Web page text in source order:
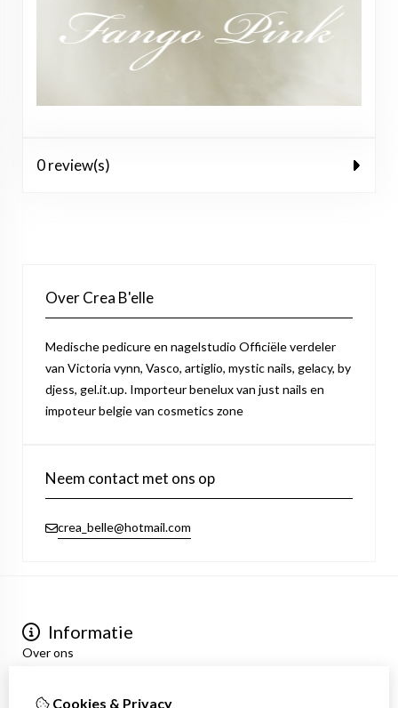
0 review(s)
Over Crea B'elle
Medische pedicure en nagelstudio Officiële verdeler
van Victoria vynn, Vasco, artiglio, mystic nails, gelacy, by
djess, gel.it.up. Importeur benelux van just nails en
impoteur belgie van cosmetics zone
Neem contact met ons op
crea_belle@hotmail.com
Informatie
Over ons
Algemene voorwaarden
Cookies & Privacy